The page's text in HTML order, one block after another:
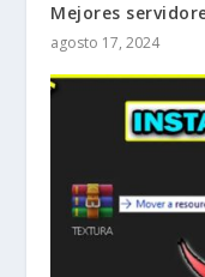
Mejores
agosto 17, 2024